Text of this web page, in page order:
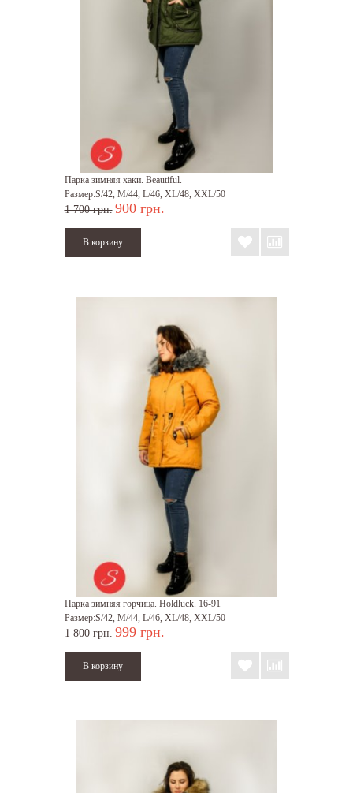
Парка зимняя хаки. Beautiful.
Размер:S/42, M/44, L/46, XL/48, XXL/50
1 700 грн. 900 грн.
Парка зимняя горчица. Holdluck. 16-91
Размер:S/42, M/44, L/46, XL/48, XXL/50
1 800 грн. 999 грн.